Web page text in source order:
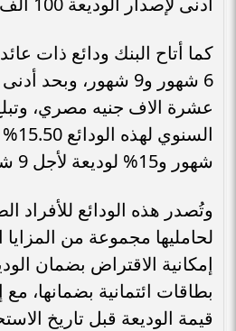
كما أتاح البنك ودائع ذات
6 شهور و9 شهور، وبحد
عشرة الاف جنيه مصري،
شهور و15% لوديعة لأجل 9 شهور.
وتُصدر هذه الودائع للأفراد
لحامليها مجموعة من المزايا
إمكانية الاقتراض بضمان
بطاقات ائتمانية بضمانها، مع
قيمة الوديعة قبل تاريخ